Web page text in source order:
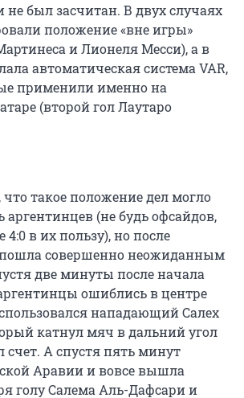
не был засчитан. В двух случаях
положение «вне игры»
и Лионеля Месси), а в
автоматическая система VAR,
применили именно на
(второй гол Лаутаро
такое положение дел могло
аргентинцев (не будь офсайдов,
в их пользу), но после
совершенно неожиданным
две минуты после начала
ошиблись в центре
нападающий Салех
катнул мяч в дальний угол
счет. А спустя пять минут
Аравии и вовсе вышла
голу Салема Аль-Дафсари и